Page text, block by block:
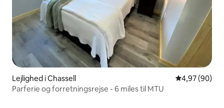
Lejlighed i Chassell 4,97 ud af 5 i
4,97 (90)
Parferie og forretningsrejse - 6 miles til MTU